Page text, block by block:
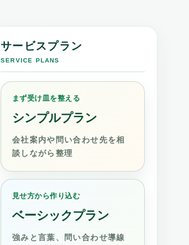
サービスプラン
SERVICE PLANS
まず受け皿を整える
シンプルプラン
会社案内や問い合わせ先を相
談しながら整理
見せ方から作り込む
ベーシックプラン
強みと言葉、問い合わせ導線